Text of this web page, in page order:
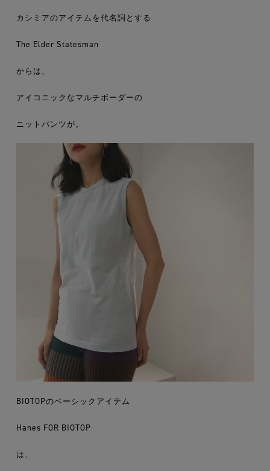
カシミアのアイテムを代名詞とする
The Elder Statesman
からは、
アイコニックなマルチボーダーの
ニットパンツが。
BIOTOPのベーシックアイテム
Hanes FOR BIOTOP
は、